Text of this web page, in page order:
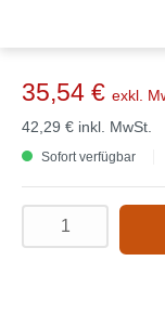
35,54 € exkl.
42,29 € inkl. MwSt.
Sofort verfügbar